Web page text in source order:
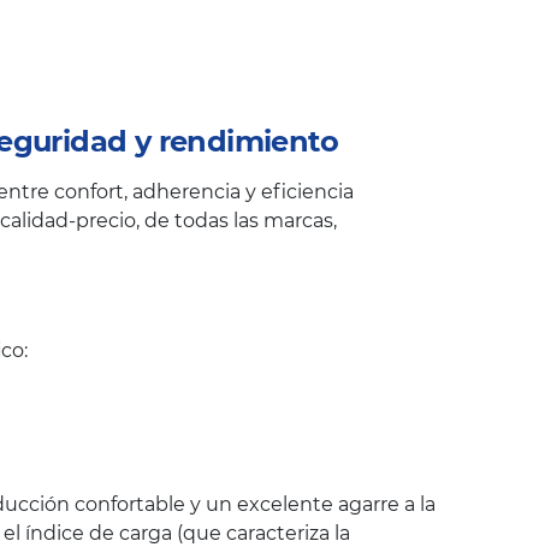
y rendimiento
confort, adherencia y eficiencia
precio, de todas las marcas,
confortable y un excelente agarre a la
índice de carga (que caracteriza la